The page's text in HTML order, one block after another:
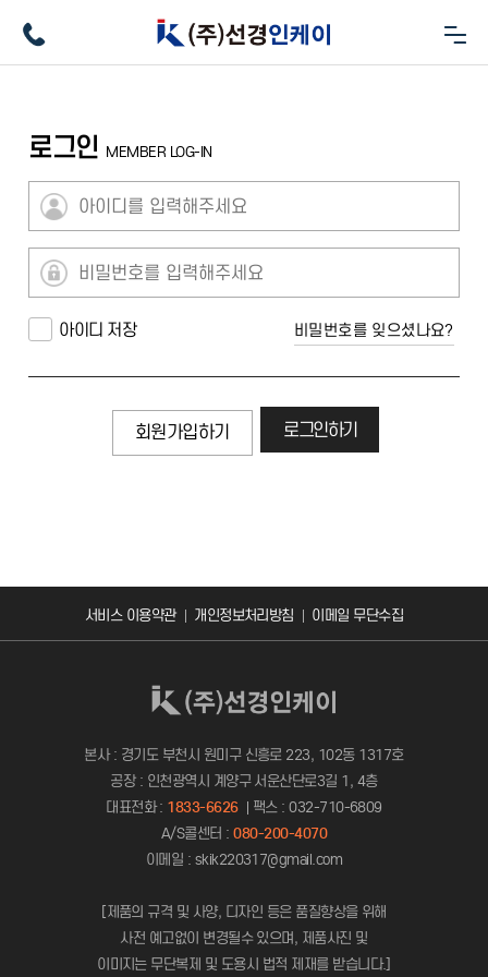
로그인 MEMBER LOG-IN
아이디 저장 비밀번호를 잊으셨나요?
회원가입하기
서비스 이용약관 개인정보처리방침 이메일 무단수집
본사 : 경기도 부천시 원미구 신흥로 223, 102동 1317호
공장 : 인천광역시 계양구 서운산단로3길 1, 4층
대표전화 : 1833-6626
팩스 : 032-710-6809
A/S콜센터 :080-200-4070
이메일 : skik220317@gmail.com
[제품의 규격 및 사양, 디자인 등은 품질향상을 위해
사전 예고없이 변경될수 있으며, 제품사진 및
이미지는 무단복제 및 도용시 법적 제재를 받습니다.]